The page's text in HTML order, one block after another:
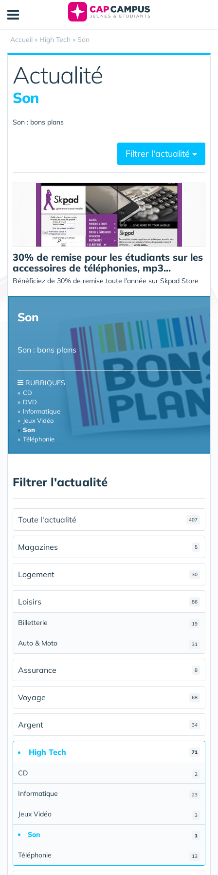
Accueil » High Tech » Son
Actualité
Son
Son : bons plans
Filtrer l'actualité
30% de remise pour les étudiants sur les
accessoires de téléphonies, mp3...
Bénéficiez de 30% de remise toute l’année sur Skpad Store
Son
Son : bons plans
RUBRIQUES
CD
DVD
Informatique
Jeux Vidéo
Son
Téléphonie
Filtrer l'actualité
Toute l'actualité 407
Magazines 5
Logement 30
Loisirs 86
Billetterie 19
Auto & Moto 31
Assurance 8
Voyage 68
Argent 34
High Tech 71
CD 2
Informatique 23
Jeux Vidéo 3
Son 1
Téléphonie 13
Panneau de gestion des cookies